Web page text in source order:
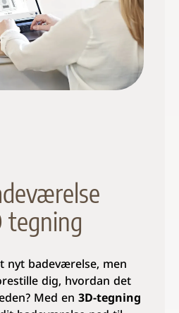
tegning
nyt badeværelse, men
dig, hvordan det
Med en 3D-tegning